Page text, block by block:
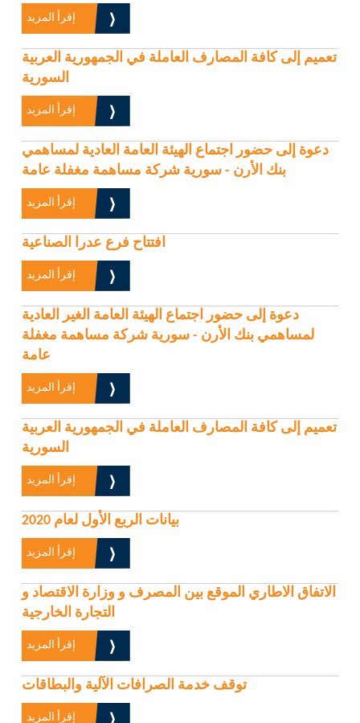
إقرأ المزيد
تعميم إلى كافة المصارف العاملة في الجمهورية العربية
السورية
إقرأ المزيد
دعوة إلى حضور اجتماع الهيئة العامة العادية لمساهمي
بنك الأرن - سورية شركة مساهمة مغفلة عامة
إقرأ المزيد
افتتاح فرع عدرا الصناعية
إقرأ المزيد
دعوة إلى حضور اجتماع الهيئة العامة الغير العادية
لمساهمي بنك الأرن - سورية شركة مساهمة مغفلة
عامة
إقرأ المزيد
تعميم إلى كافة المصارف العاملة في الجمهورية العربية
السورية
إقرأ المزيد
بيانات الربع الأول لعام 2020
إقرأ المزيد
الاتفاق الاطاري الموقع بين المصرف و وزارة الاقتصاد و
التجارة الخارجية
إقرأ المزيد
توقف خدمة الصرافات الآلية والبطاقات
إقرأ المزيد